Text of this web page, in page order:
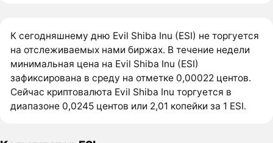
К сегодняшнему дню Evil Shiba Inu (ESI) не торгуется
на отслеживаемых нами биржах. В течение недели
минимальная цена на Evil Shiba Inu (ESI)
зафиксирована в среду на отметке 0,00022 центов.
Сейчас криптовалюта Evil Shiba Inu торгуется в
диапазоне 0,0245 центов или 2,01 копейки за 1 ESI.